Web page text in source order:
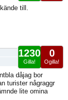
till.
0
Ogilla!
1230
Gilla!
dåjag bor
turister någraggr
lite omina